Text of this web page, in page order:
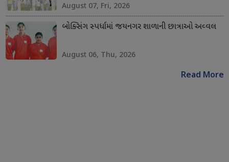
August 07, Fri, 2026
બોક્સિંગ સ્પર્ધામાં જયનગર શાળાની છાત્રાઓ અવ્વલ
August 06, Thu, 2026
Read More